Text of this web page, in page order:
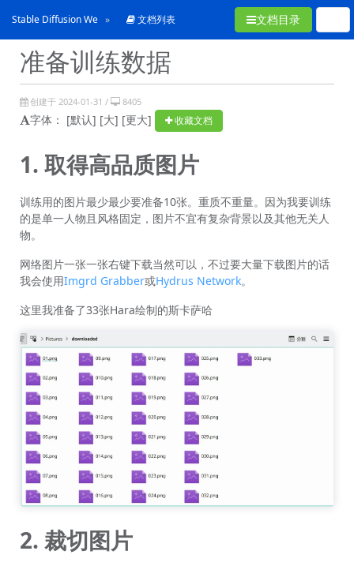
Stable Diffusion WebUI使用手冊文档列表 文档目录
准备训练数据
创建于 2024-01-31 / 8405
字体： [默认] [大] [更大] 收藏文档
1. 取得高品质图片
训练用的图片最少最少要准备10张。重质不重量。因为我要训练
的是单一人物且风格固定，图片不宜有复杂背景以及其他无关人
物。
网络图片一张一张右键下载当然可以，不过要大量下载图片的话
我会使用Imgrd Grabber或Hydrus Network。
这里我准备了33张Hara绘制的斯卡萨哈
2. 裁切图片